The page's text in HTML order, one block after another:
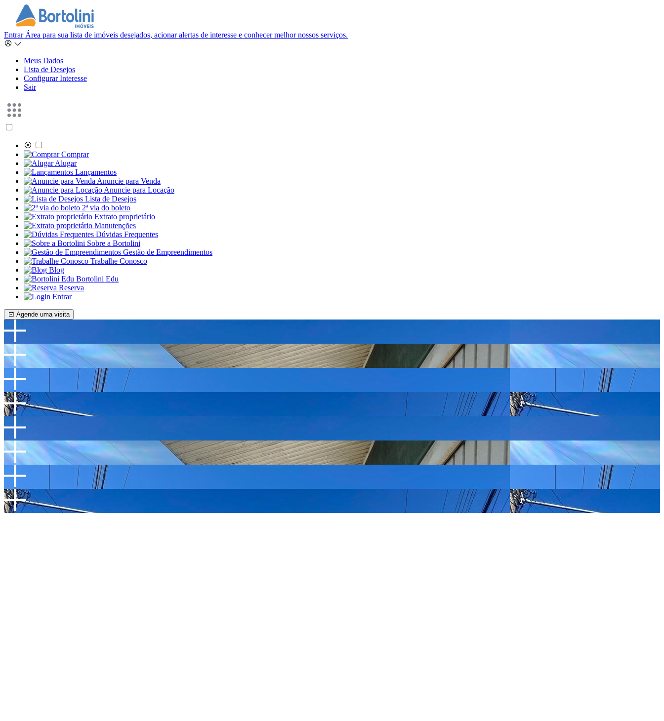
Entrar Área para sua lista de imóveis desejados, acionar alertas de interesse e conhecer melhor nossos serviços.
Meus Dados
Lista de Desejos
Configurar Interesse
Sair
Comprar
Alugar
Lançamentos
Anuncie para Venda
Anuncie para Locação
Lista de Desejos
2ª via do boleto
Extrato proprietário
Manutenções
Dúvidas Frequentes
Sobre a Bortolini
Gestão de Empreendimentos
Trabalhe Conosco
Blog
Bortolini Edu
Reserva
Entrar
Agende uma visita